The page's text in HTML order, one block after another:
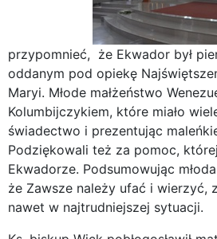
przypomnieć, że Ekwador był
oddanym pod opiekę
Maryi. Młode małżeństwo
Kolumbijczykiem, które miało
świadectwo i prezentując
Podziękowali też za pomoc,
Ekwadorze. Podsumowując
że Zawsze należy ufać i wierzyć,
nawet w najtrudniejszej sytuacji.